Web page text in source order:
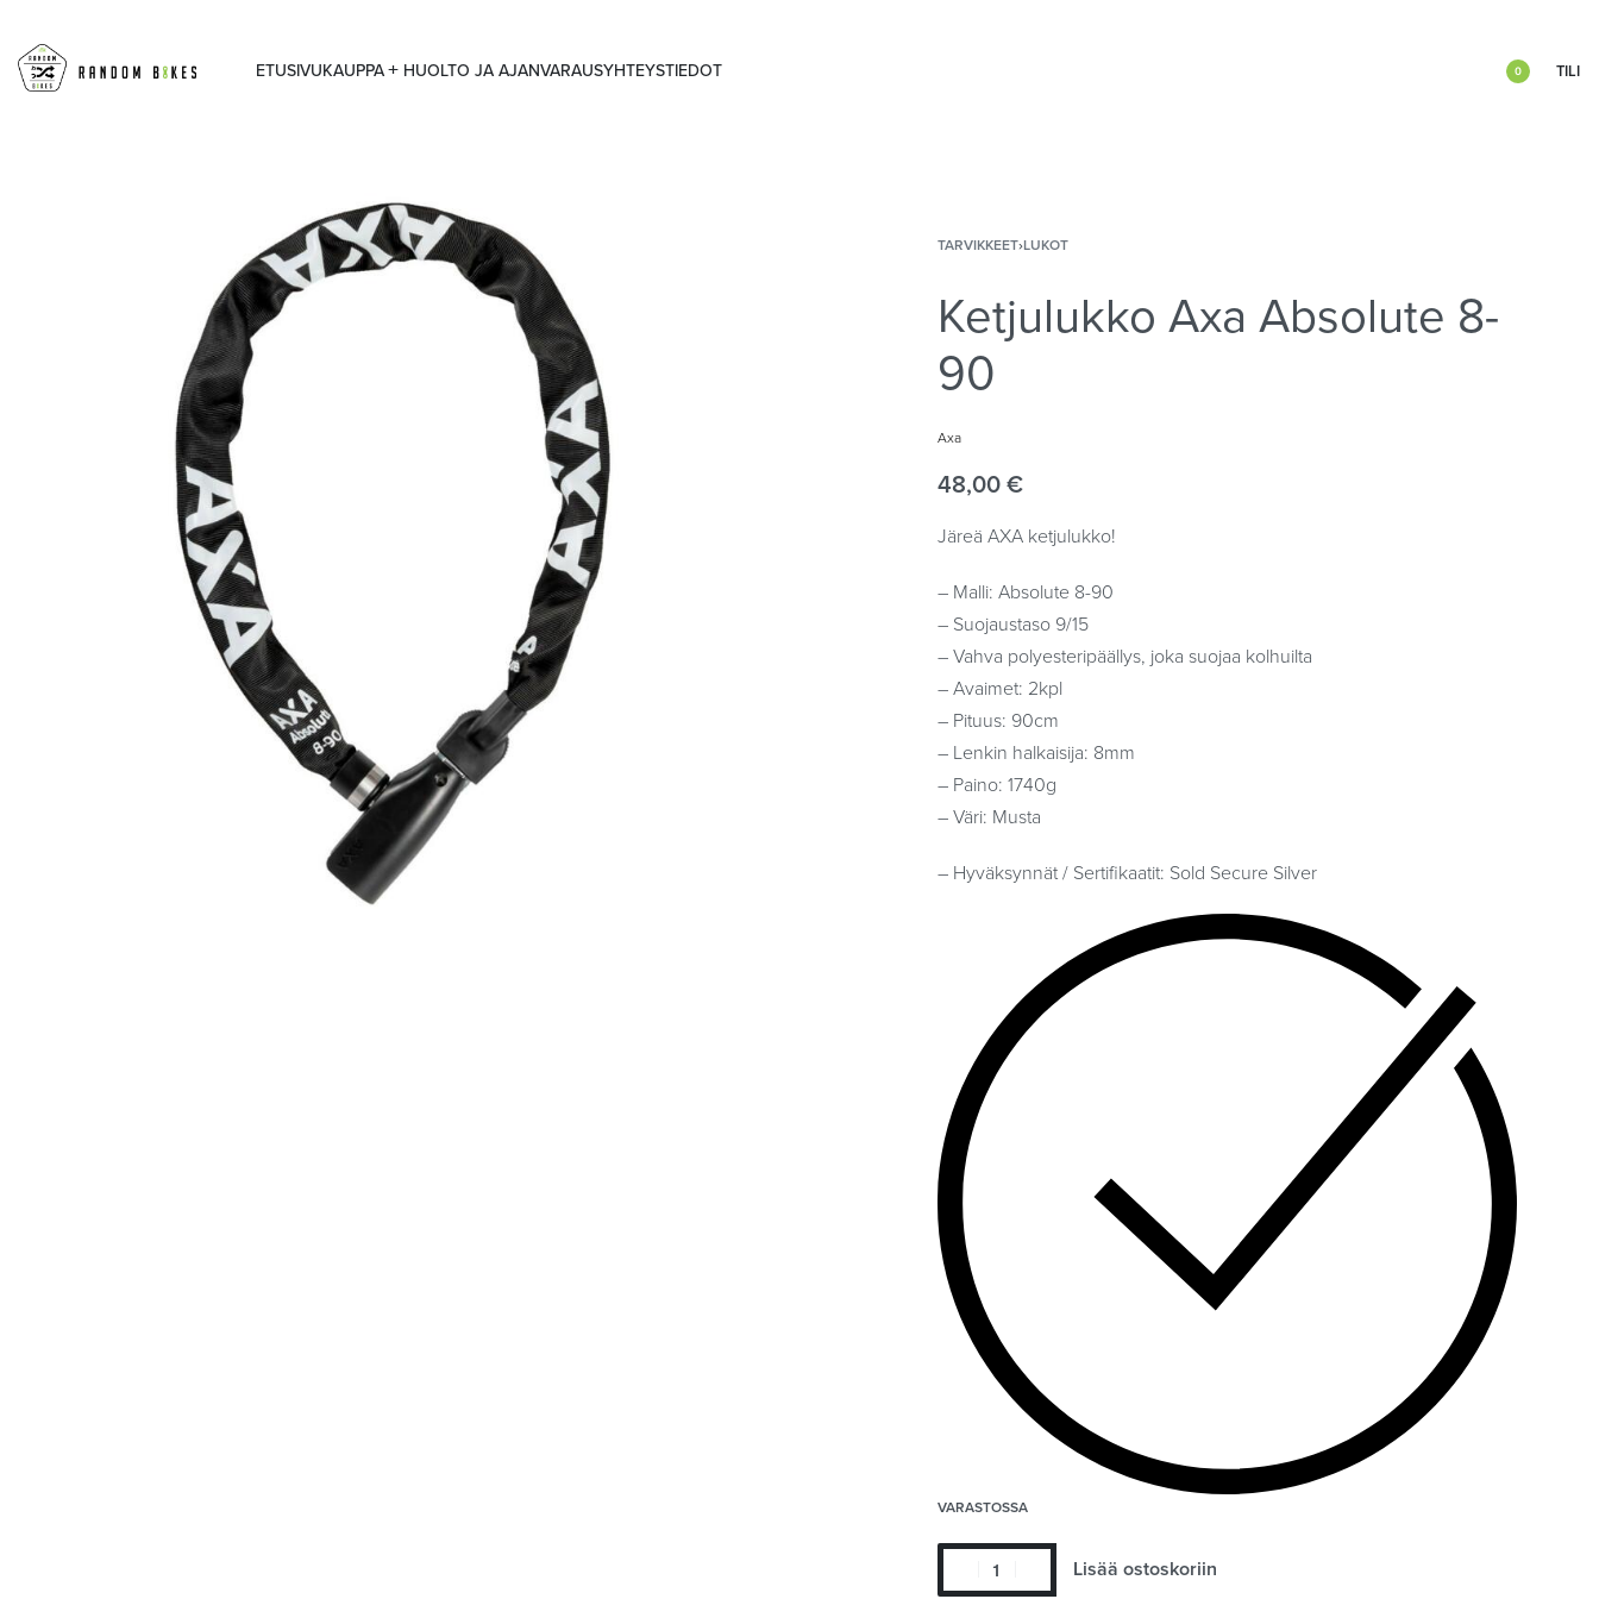
ETUSIVUKAUPPA HUOLTO JA AJANVARAUSYHTEYSTIEDOT 0 TILI
TARVIKKEET›LUKOT
Ketjulukko Axa Absolute 8-
90
Axa
48,00 €
Järeä AXA ketjulukko!
– Malli: Absolute 8-90
– Suojaustaso 9/15
– Vahva polyesteripäällys, joka suojaa kolhuilta
– Avaimet: 2kpl
– Pituus: 90cm
– Lenkin halkaisija: 8mm
– Paino: 1740g
– Väri: Musta
– Hyväksynnät / Sertifikaatit: Sold Secure Silver
VARASTOSSA
Lisää ostoskoriin